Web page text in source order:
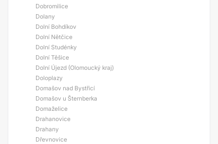
Dobromilice
Dolany
Dolní Bohdíkov
Dolní Nětčice
Dolní Studénky
Dolní Těšice
Dolní Újezd (Olomoucký kraj)
Doloplazy
Domašov nad Bystřicí
Domašov u Šternberka
Domaželice
Drahanovice
Drahany
Dřevnovice